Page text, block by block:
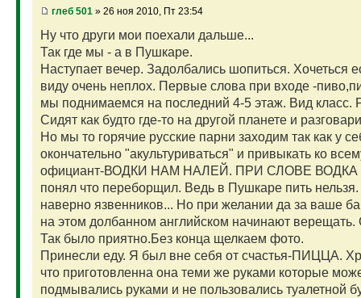
глеб 501» 26 ноя 2010, Пт 23:54
Ну что други мои поехали дальше...
Так где мы - а в Пушкаре.
Наступает вечер. Задолбались шопиться. Хочеться
виду очень неплох. Первые слова при входе -
мы поднимаемся на последний 4-5 этаж. Вид класс.
Сидят как будто где-то на другой планете и
Но мы то горячие русские парни заходим так как у
окончательно "акультуриваться" и привыкать ко
официант-ВОДКИ НАМ НАЛЕЙ. ПРИ СЛОВЕ ВОДКА
понял что переборщил. Ведь в Пушкаре пить
наверно язвенников... Но при желании да за ваше
на этом долбанном английском начинают
Так было приятно.Без конца щелкаем фото.
Принесли еду. Я был вне себя от счастья-ПИЦЦА.
что приготовленна она теми же руками которые
подмывались руками и не пользовались туалетной